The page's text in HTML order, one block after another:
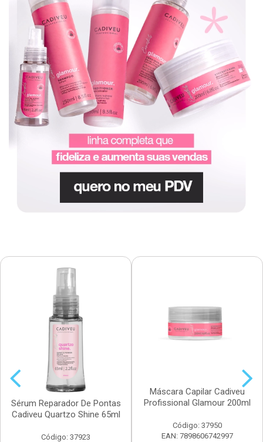
Sérum Reparador De Pontas
Cadiveu Quartzo Shine 65ml
Código: 37923
Máscara Capilar Cadiveu
Profissional Glamour 200ml
Código: 37950
EAN: 7898606742997